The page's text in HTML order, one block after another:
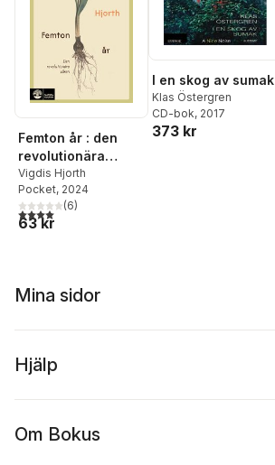
Femton år : den
revolutionära
våren
Vigdis Hjorth
Pocket, 2024
4,0utav 5 stjärnor. Totalt antal röster:
(6)
63 kr
I en skog av sumak
Klas Östergren
CD-bok, 2017
373 kr
Mina sidor
Hjälp
Om Bokus